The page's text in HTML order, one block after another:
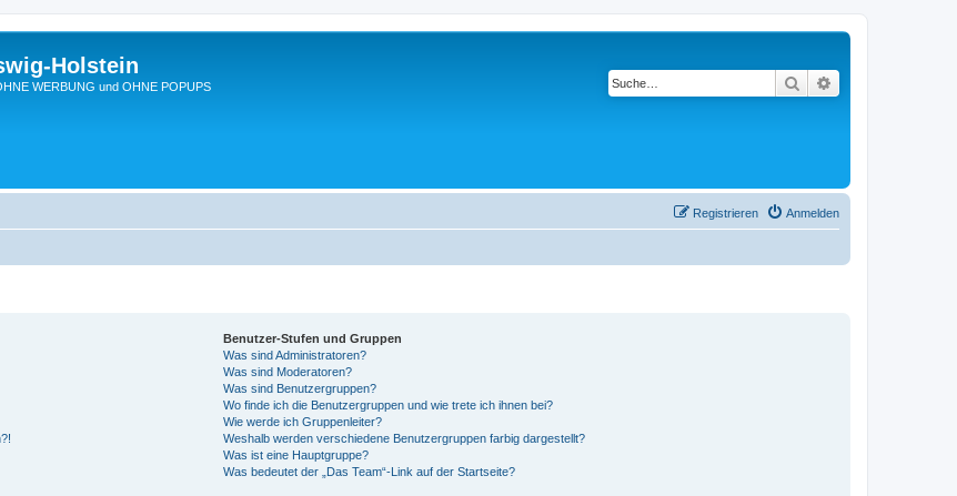
Holstein
WERBUNG und OHNE POPUPS Suche
Anmelden
Registrieren
Benutzer-Stufen und Gruppen
Was sind Administratoren?
Was sind Moderatoren?
Was sind Benutzergruppen?
Wo finde ich die Benutzergruppen und wie trete ich ihnen bei?
Wie werde ich Gruppenleiter?
Weshalb werden verschiedene Benutzergruppen farbig dargestellt?
Was ist eine Hauptgruppe?
Was bedeutet der „Das Team“-Link auf der Startseite?